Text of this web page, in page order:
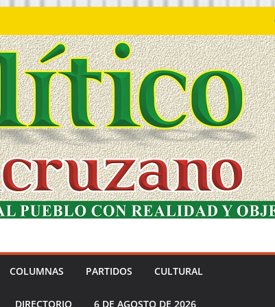
COLUMNAS PARTIDOS CULTURAL
DIRECTORIO 6 DE AGOSTO DE 2026